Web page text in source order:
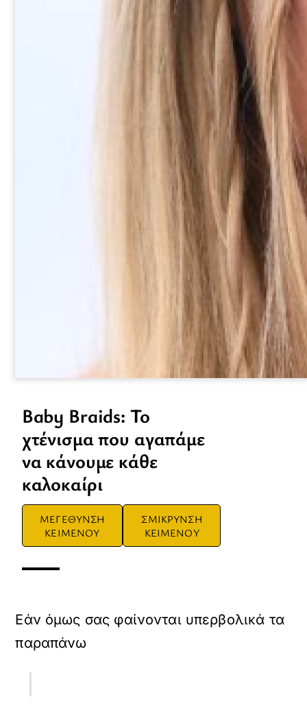
Baby Braids: Το
χτένισμα που αγαπάμε
να κάνουμε κάθε
καλοκαίρι
ΜΕΓΕΘΥΝΣΗ
ΚΕΙΜΕΝΟΥ
ΣΜΙΚΡΥΝΣΗ
ΚΕΙΜΕΝΟΥ
Εάν όμως σας φαίνονται υπερβολικά τα
παραπάνω